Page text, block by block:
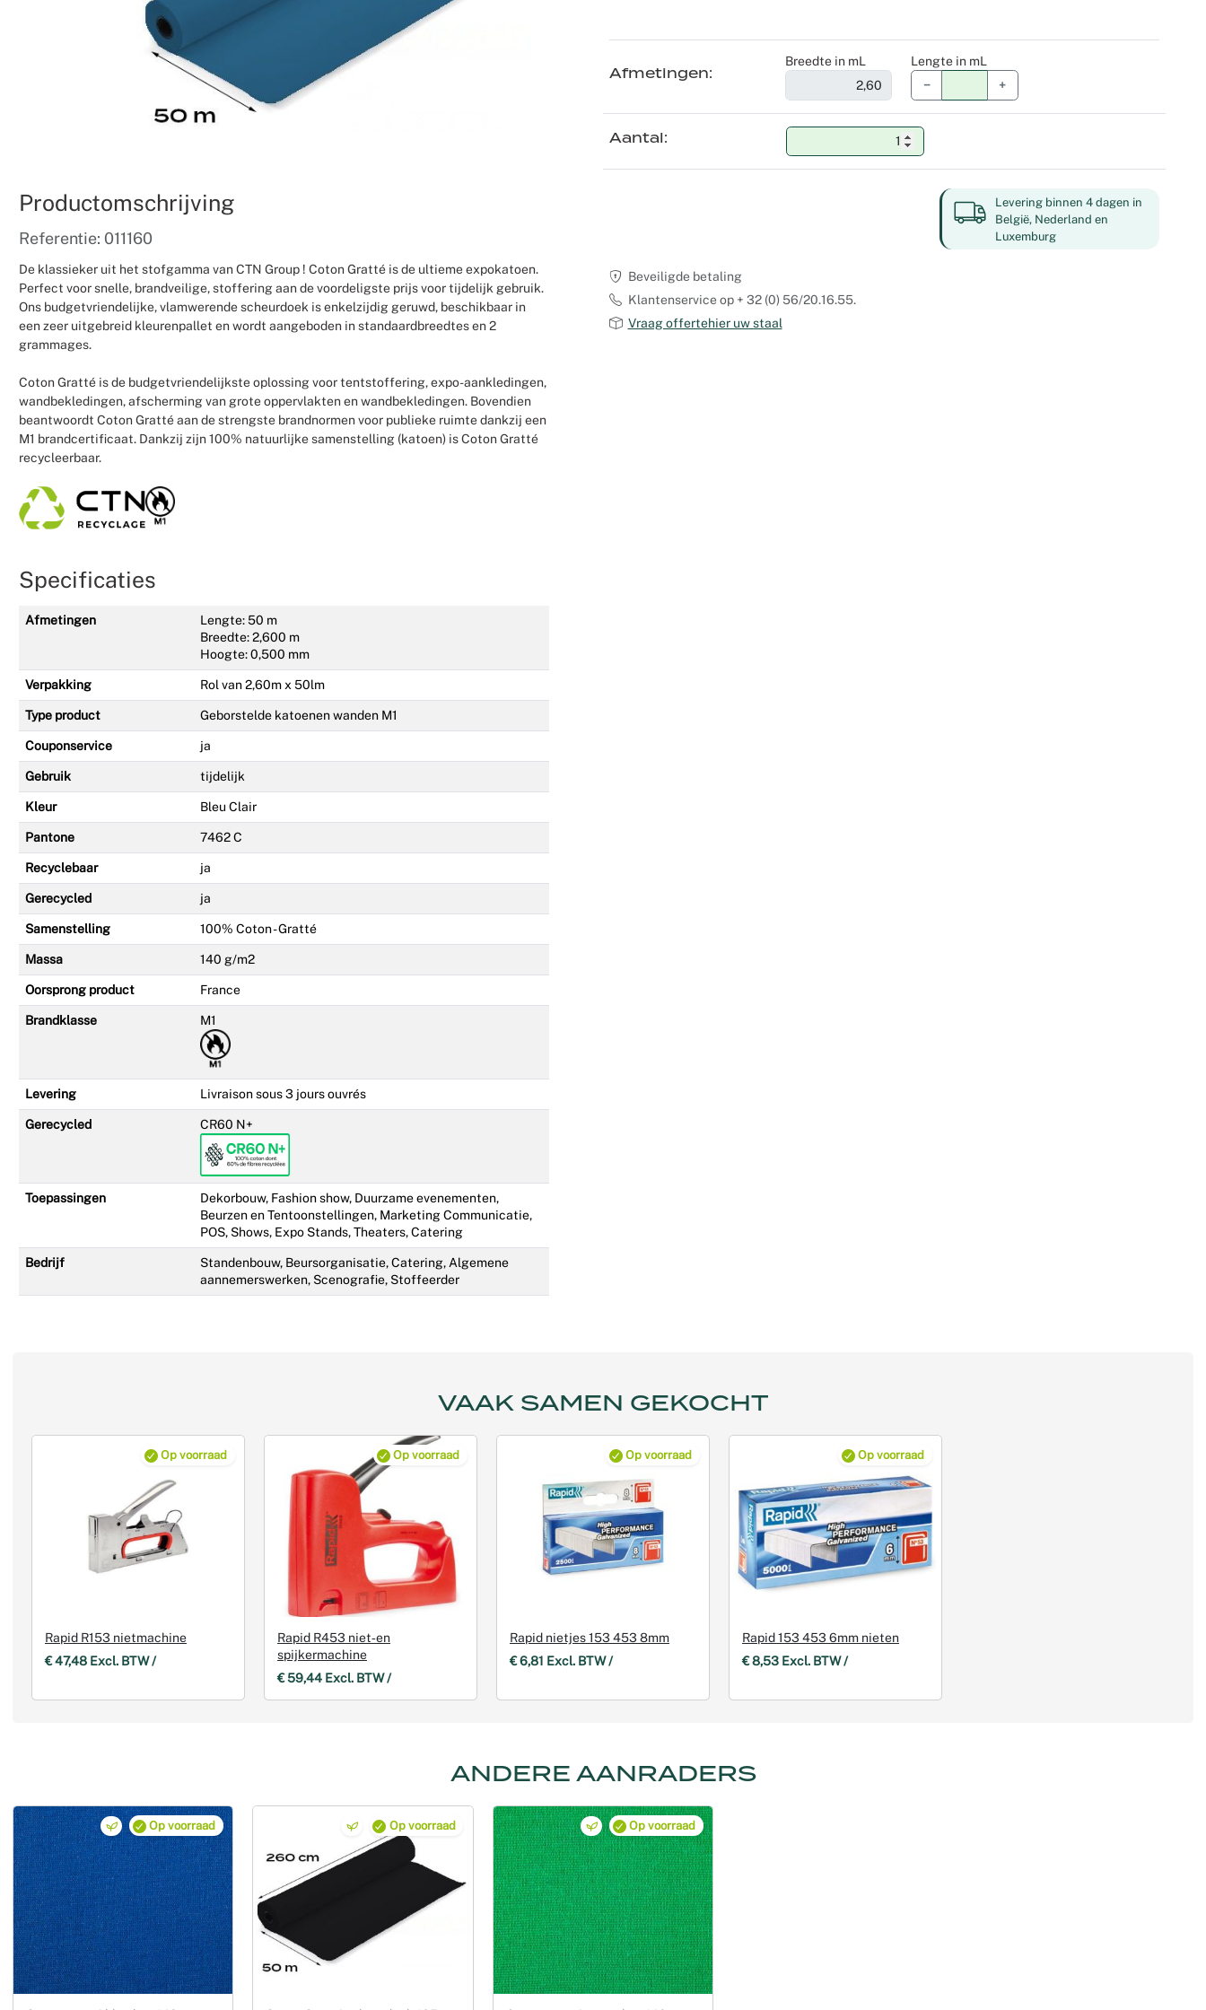
Afmetingen
Breedte in mL
Lengte in mL
−
+
Aantal
Levering binnen 4 dagen in
België, Nederland en
Luxemburg
Beveiligde betaling
Klantenservice op + 32 (0) 56/20.16.55.
Vraag offertehier uw staal
Productomschrijving
Referentie: 011160
De klassieker uit het stofgamma van CTN Group ! Coton Gratté is de ultieme expokatoen.
Perfect voor snelle, brandveilige, stoffering aan de voordeligste prijs voor tijdelijk gebruik.
Ons budgetvriendelijke, vlamwerende scheurdoek is enkelzijdig geruwd, beschikbaar in
een zeer uitgebreid kleurenpallet en wordt aangeboden in standaardbreedtes en 2
grammages.
Coton Gratté is de budgetvriendelijkste oplossing voor tentstoffering, expo-aankledingen,
wandbekledingen, afscherming van grote oppervlakten en wandbekledingen. Bovendien
beantwoordt Coton Gratté aan de strengste brandnormen voor publieke ruimte dankzij een
M1 brandcertificaat. Dankzij zijn 100% natuurlijke samenstelling (katoen) is Coton Gratté
recycleerbaar.
Specificaties
Afmetingen
Lengte: 50 m
Breedte: 2,600 m
Hoogte: 0,500 mm
Verpakking Rol van 2,60m x 50lm
Type product Geborstelde katoenen wanden M1
Couponservice ja
Gebruik tijdelijk
Kleur Bleu Clair
Pantone 7462 C
Recyclebaar ja
Gerecycled ja
Samenstelling 100% Coton - Gratté
Massa 140 g/m2
Oorsprong product France
Brandklasse M1
Levering Livraison sous 3 jours ouvrés
Gerecycled CR60 N+
Toepassingen
Dekorbouw, Fashion show, Duurzame evenementen,
Beurzen en Tentoonstellingen, Marketing Communicatie,
POS, Shows, Expo Stands, Theaters, Catering
Bedrijf
Standenbouw, Beursorganisatie, Catering, Algemene
aannemerswerken, Scenografie, Stoffeerder
VAAK SAMEN GEKOCHT
Op voorraad
Rapid R153 nietmachine
€ 47,48 Excl. BTW /
Op voorraad
Rapid R453 niet‑en
spijkermachine
€ 59,44 Excl. BTW /
Op voorraad
Rapid nietjes 153 453 8mm
€ 6,81 Excl. BTW /
Op voorraad
Rapid 153 453 6mm nieten
€ 8,53 Excl. BTW /
ANDERE AANRADERS
Op voorraad Op voorraad Op voorraad
Recyclable tapijt
Voile
Product zoeken op maat
Scenografie
Winkeldecoraties etalages
Kerstmis
Weddingplanning